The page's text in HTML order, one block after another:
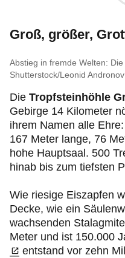
Groß, größer,
Abstieg in fremde Welten:
Shutterstock/Leonid Andronov
Die Tropfsteinhöhle
Gebirge 14 Kilometer
ihrem Namen alle
167 Meter lange, 76
hohe Hauptsaal. 500
hinab bis zum tiefsten
Wie riesige Eiszapfen
Decke, wie ein
wachsenden
Meter und ist 150.000
entstand vor zehn